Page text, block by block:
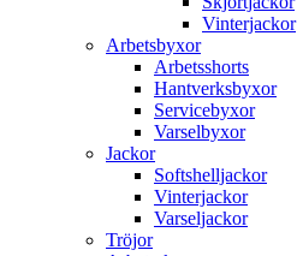
Vinterjackor
Arbetsbyxor
Arbetsshorts
Hantverksbyxor
Servicebyxor
Varselbyxor
Jackor
Softshelljackor
Vinterjackor
Varseljackor
Tröjor